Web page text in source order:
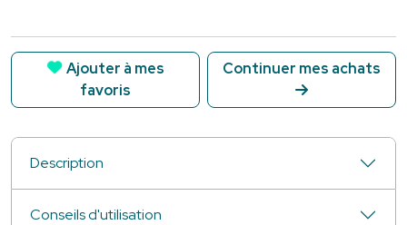
Ajouter à mes
favoris
Continuer mes achats
Description
Conseils d'utilisation